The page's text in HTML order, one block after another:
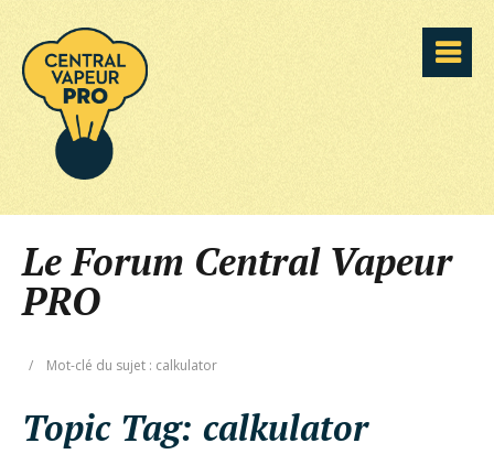
Le Forum Central Vapeur
PRO
/ Mot-clé du sujet : calkulator
Topic Tag: calkulator